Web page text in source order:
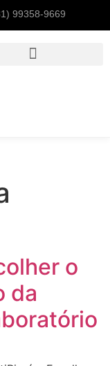
99358-9669
o
da